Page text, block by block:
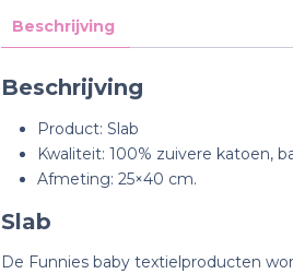
Beschrijving
Beschrijving
Product: Slab
Kwaliteit: 100% zuivere katoen,
Afmeting: 25×40 cm.
Slab
De Funnies baby textielproducten